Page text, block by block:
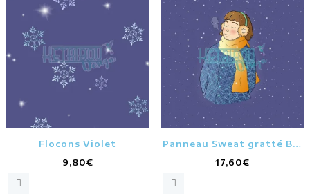
Flocons Violet
9,80€
Panneau Sweat gratté Bio
Plaisir d’hiver violet
17,60€